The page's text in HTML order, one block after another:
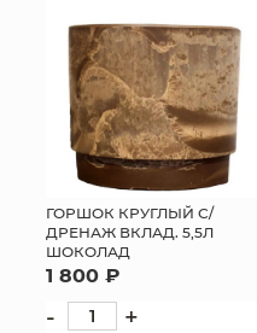
ГОРШОК КРУГЛЫЙ С/
ДРЕНАЖ ВКЛАД. 5,5Л
ШОКОЛАД
1 800 ₽
- +